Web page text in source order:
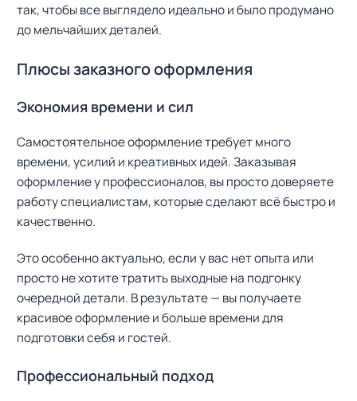
так, чтобы все выглядело идеально и было продумано
до мельчайших деталей.
Плюсы заказного оформления
Экономия времени и сил
Самостоятельное оформление требует много
времени, усилий и креативных идей. Заказывая
оформление у профессионалов, вы просто доверяете
работу специалистам, которые сделают всё быстро и
качественно.
Это особенно актуально, если у вас нет опыта или
просто не хотите тратить выходные на подгонку
очередной детали. В результате — вы получаете
красивое оформление и больше времени для
подготовки себя и гостей.
Профессиональный подход